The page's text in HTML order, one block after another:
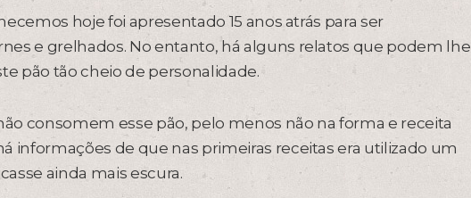
hoje foi apresentado 15 anos atrás para ser
e grelhados. No entanto, há alguns relatos que podem lhe
pão tão cheio de personalidade.
consomem esse pão, pelo menos não na forma e receita
informações de que nas primeiras receitas era utilizado um
ainda mais escura.